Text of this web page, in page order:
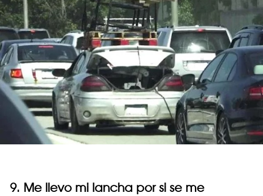
9. Me llevo mi lancha por si se me